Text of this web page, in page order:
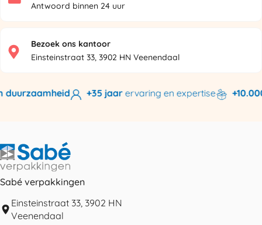
Antwoord binnen 24 uur
Bezoek ons kantoor
Einsteinstraat 33, 3902 HN Veenendaal
+35 jaarervaring en expertise
Sabé verpakkingen
Einsteinstraat 33, 3902 HN
Veenendaal